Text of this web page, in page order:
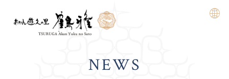
NEWS